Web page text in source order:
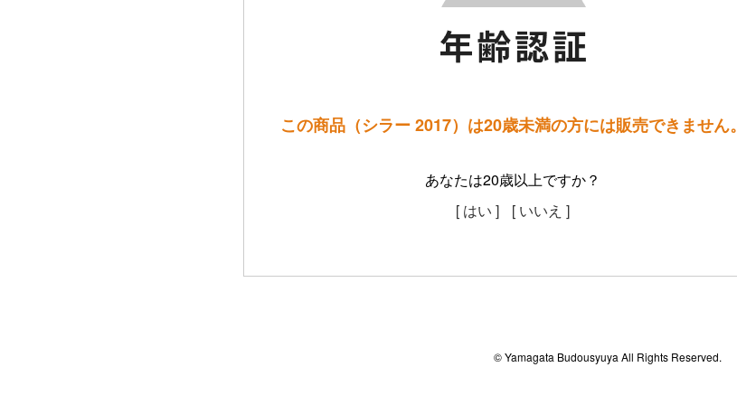
この商品（シラー 2017）は20歳未満の方には販売できません。
あなたは20歳以上ですか？
[ はい ]
[ いいえ ]
© Yamagata Budousyuya All Rights Reserved.